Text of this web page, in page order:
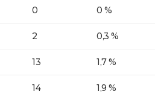
0 0 %
2 0,3 %
13 1,7 %
14 1,9 %